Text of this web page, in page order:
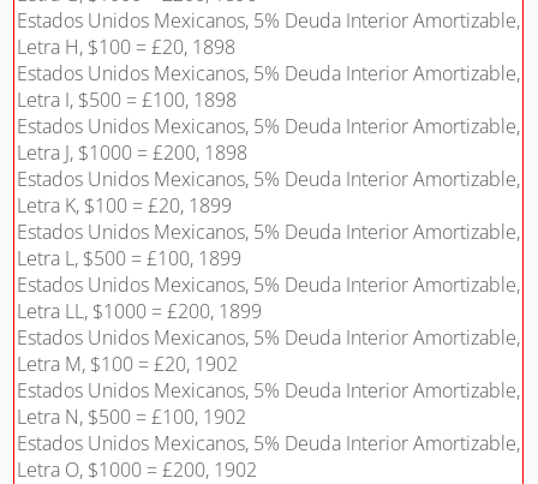
Estados Unidos Mexicanos, 5% Deuda Interior Amortizable,
Letra H, $100 = £20, 1898
Estados Unidos Mexicanos, 5% Deuda Interior Amortizable,
Letra I, $500 = £100, 1898
Estados Unidos Mexicanos, 5% Deuda Interior Amortizable,
Letra J, $1000 = £200, 1898
Estados Unidos Mexicanos, 5% Deuda Interior Amortizable,
Letra K, $100 = £20, 1899
Estados Unidos Mexicanos, 5% Deuda Interior Amortizable,
Letra L, $500 = £100, 1899
Estados Unidos Mexicanos, 5% Deuda Interior Amortizable,
Letra LL, $1000 = £200, 1899
Estados Unidos Mexicanos, 5% Deuda Interior Amortizable,
Letra M, $100 = £20, 1902
Estados Unidos Mexicanos, 5% Deuda Interior Amortizable,
Letra N, $500 = £100, 1902
Estados Unidos Mexicanos, 5% Deuda Interior Amortizable,
Letra O, $1000 = £200, 1902